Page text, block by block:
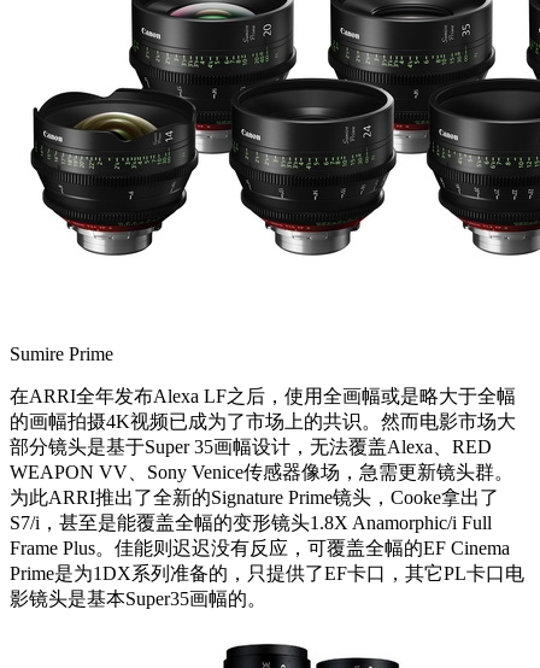
Sumire Prime
在ARRI全年发布Alexa LF之后，使用全画幅或是略大于全幅
的画幅拍摄4K视频已成为了市场上的共识。然而电影市场大
部分镜头是基于Super 35画幅设计，无法覆盖Alexa、RED
WEAPON VV、Sony Venice传感器像场，急需更新镜头群。
为此ARRI推出了全新的Signature Prime镜头，Cooke拿出了
S7/i，甚至是能覆盖全幅的变形镜头1.8X Anamorphic/i Full
Frame Plus。佳能则迟迟没有反应，可覆盖全幅的EF Cinema
Prime是为1DX系列准备的，只提供了EF卡口，其它PL卡口电
影镜头是基本Super35画幅的。